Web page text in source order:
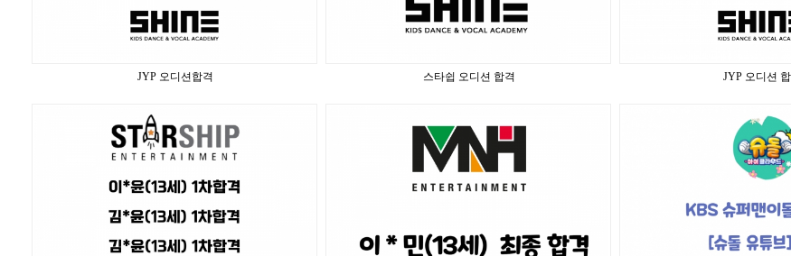
JYP 오디션합격 스타쉽 오디션 합격 JYP 오디션